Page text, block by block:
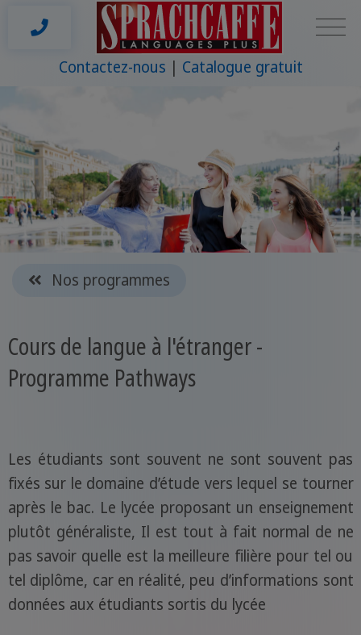
Contactez-nous Catalogue gratuit
Nos programmes
Cours de langue à l'étranger -
Programme Pathways
Les étudiants sont souvent ne sont souvent pas
fixés sur le domaine d’étude vers lequel se tourner
après le bac. Le lycée proposant un enseignement
plutôt généraliste, Il est tout à fait normal de ne
pas savoir quelle est la meilleure filière pour tel ou
tel diplôme, car en réalité, peu d’informations sont
données aux étudiants sortis du lycée